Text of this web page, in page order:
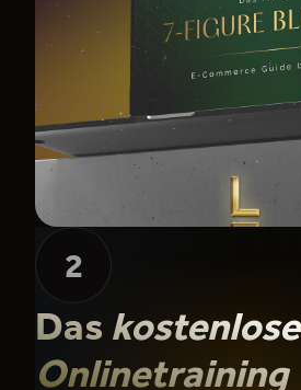
Das kostenlose
Onlinetraining
2